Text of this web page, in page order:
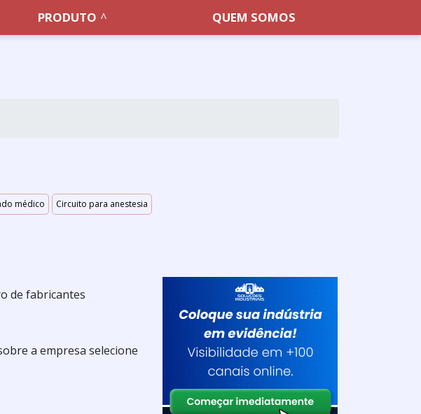
PRODUTO QUEM SOMOS
médico Circuito para anestesia
de fabricantes
a empresa selecione